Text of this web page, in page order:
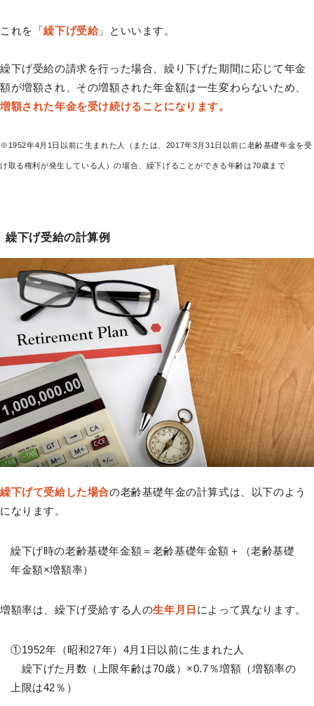
これを「繰下げ受給」といいます。
繰下げ受給の請求を行った場合、繰り下げた期間に応じて年金
額が増額され、その増額された年金額は一生変わらないため、
増額された年金を受け続けることになります。
※1952年4月1日以前に生まれた人（または、2017年3月31日以前に老齢基礎年金を受
け取る権利が発生している人）の場合、繰下げることができる年齢は70歳まで
繰下げ受給の計算例
繰下げて受給した場合の老齢基礎年金の計算式は、以下のよう
になります。
繰下げ時の老齢基礎年金額＝老齢基礎年金額＋（老齢基礎
年金額×増額率）
増額率は、繰下げ受給する人の生年月日 によって異なります。
①1952年（昭和27年）4月1日以前に生まれた人
繰下げた月数（上限年齢は70歳）×0.7％増額（増額率の
上限は42％）